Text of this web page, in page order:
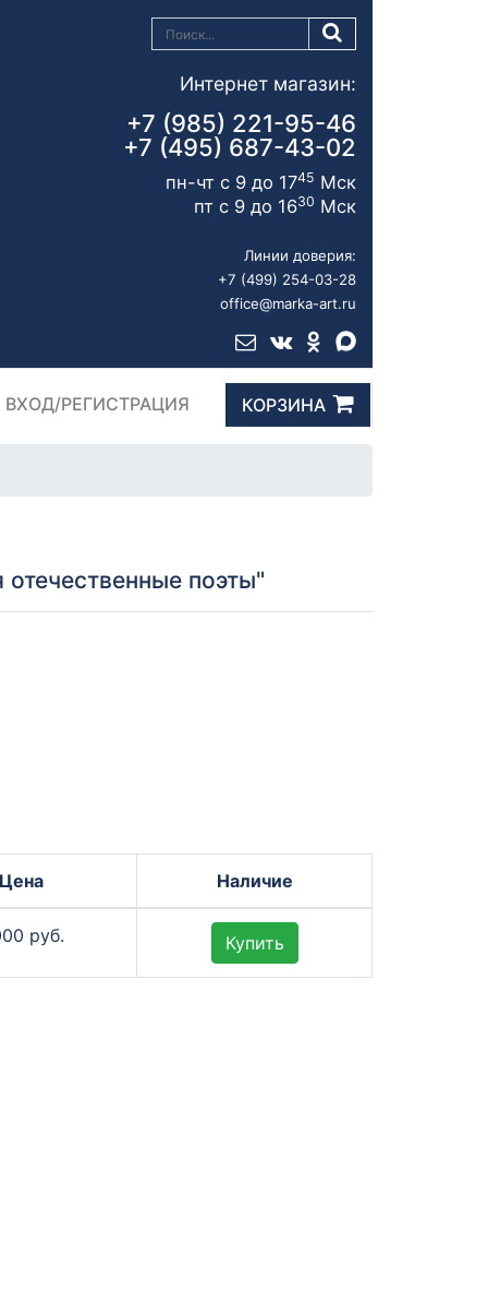
Интернет магазин:
+7 (985) 221-95-46
+7 (495) 687-43-02
пн-чт с 9 до 1745 Мск
пт с 9 до 1630 Мск
Линии доверия:
+7 (499) 254-03-28
office@marka-art.ru
ВХОД/РЕГИСТРАЦИЯ КОРЗИНА
поэты"
Цена Наличие
руб. Купить